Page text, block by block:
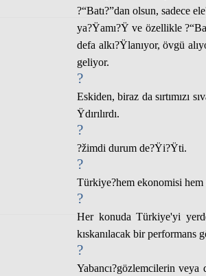
?“Batı?”dan olsun, sadece
ya?Ÿamı?Ÿ ve özellikle
defa alkı?Ÿlanıyor, övgü
geliyor.
?
Eskiden, biraz da sırtımızı
Ÿdırılırdı.
?
?žimdi durum de?Ÿi?Ÿti.
?
Türkiye?hem ekonomisi
?
Her konuda Türkiye'yi
kıskanılacak bir performans
?
Yabancı?gözlemcilerin